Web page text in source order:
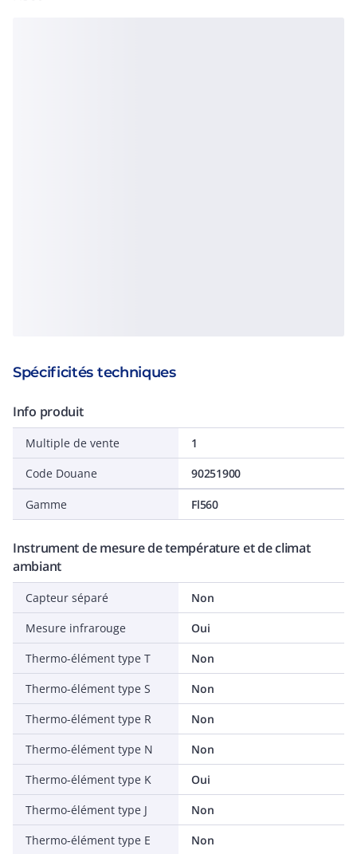
Spécificités techniques
Info produit
Multiple de vente
1
Code Douane
90251900
Gamme Fl560
Instrument de mesure de température et de climat
ambiant
Capteur séparé
Non
Mesure infrarouge
Oui
Thermo-élément type T
Non
Thermo-élément type S
Non
Thermo-élément type R
Non
Thermo-élément type N
Non
Thermo-élément type K
Oui
Thermo-élément type J
Non
Thermo-élément type E
Non